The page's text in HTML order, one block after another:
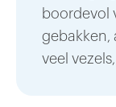
boordevol
gebakken,
veel